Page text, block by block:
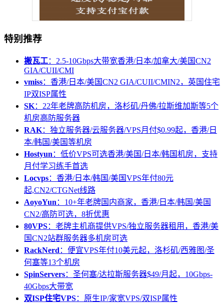
特别推荐
搬瓦工：2.5-10Gbps大带宽香港/日本/加拿大/美国CN2
GIA/CUII/CMI
vmiss：香港/日本/美国CN2 GIA/CUII/CMIN2，英国住宅
IP双ISP属性
SK：22年老牌高防机房，洛杉矶/丹佛/拉斯维加斯等5个
机房高防服务器
RAK：独立服务器/云服务器/VPS月付$0.99起，香港/日
本/韩国/美国等机房
Hostyun ：低价VPS可选香港/美国/日本/韩国机房，支持
月付学习练手首选
Locvps：香港/日本/韩国/美国VPS年付80元
起,CN2/CTGNet线路
AoyoYun ：10+年老牌国内商家，香港/日本/韩国/美国
CN2/高防可选，8折优惠
80VPS：老牌主机商提供VPS/独立服务器租用，香港/美
国CN2站群服务器多机房可选
RackNerd ：便宜VPS年付10美元起，洛杉矶/西雅图/圣
何塞等13个机房
SpinServers：圣何塞/达拉斯服务器$49/月起，10Gbps-
40Gbps大带宽
双ISP住宅VPS：原生IP/家宽VPS/双ISP属性